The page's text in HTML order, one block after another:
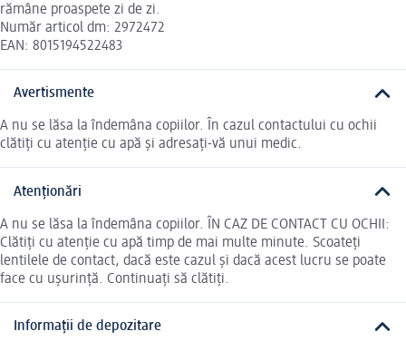
rămâne proaspete zi de zi.
Număr articol dm: 2972472
EAN: 8015194522483
Avertismente
A nu se lăsa la îndemâna copiilor. În cazul contactului cu ochii
clătiți cu atenție cu apă și adresați-vă unui medic.
Atenționări
A nu se lăsa la îndemâna copiilor. ÎN CAZ DE CONTACT CU OCHII:
Clătiți cu atenție cu apă timp de mai multe minute. Scoateți
lentilele de contact, dacă este cazul și dacă acest lucru se poate
face cu ușurință. Continuați să clătiți.
Informații de depozitare